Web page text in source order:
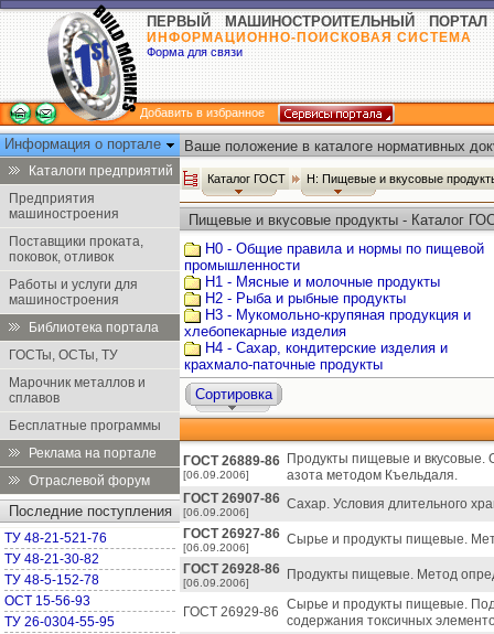
ПЕРВЫЙ МАШИНОСТРОИТЕЛЬНЫЙ ПОРТАЛ
ИНФОРМАЦИОННО-ПОИСКОВАЯ СИСТЕМА
Форма для связи
Добавить в избранное
Информация о портале
Каталоги предприятий
Предприятия
машиностроения
Поставщики проката,
поковок, отливок
Работы и услуги для
машиностроения
Библиотека портала
ГОСТы, ОСТы, ТУ
Марочник металлов и
сплавов
Бесплатные программы
Реклама на портале
Отраслевой форум
Последние поступления
ТУ 48-21-521-76
ТУ 48-21-30-82
ТУ 48-5-152-78
ОСТ 15-56-93
ТУ 26-0304-55-95
Ваше положение в каталоге нормативных
Каталог ГОСТ Н: Пищевые и вкусовые
Пищевые и вкусовые продукты - Каталог
Н0 - Общие правила и нормы по пищевой
промышленности
Н1 - Мясные и молочные продукты
Н2 - Рыба и рыбные продукты
Н3 - Мукомольно-крупяная продукция и
хлебопекарные изделия
Н4 - Сахар, кондитерские изделия и
крахмало-паточные продукты
Сортировка
ГОСТ 26889-86
[06.09.2006]
Продукты пищевые и
азота методом Къельдаля.
ГОСТ 26907-86
[06.09.2006]
Сахар. Условия длительного
ГОСТ 26927-86
[06.09.2006]
Сырье и продукты пищевые.
ГОСТ 26928-86
[06.09.2006]
Продукты пищевые. Метод
ГОСТ 26929-86 Сырье и продукты пищевые.
содержания токсичных